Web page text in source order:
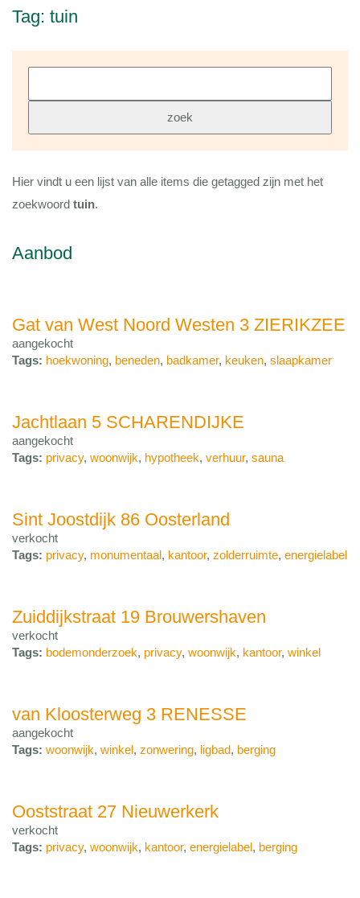
Tag: tuin
Hier vindt u een lijst van alle items die getagged zijn met het
zoekwoord tuin.
Aanbod
Gat van West Noord Westen 3 ZIERIKZEE
aangekocht
Tags: hoekwoning, beneden, badkamer, keuken, slaapkamer
Jachtlaan 5 SCHARENDIJKE
aangekocht
Tags: privacy, woonwijk, hypotheek, verhuur, sauna
Sint Joostdijk 86 Oosterland
verkocht
Tags: privacy, monumentaal, kantoor, zolderruimte, energielabel
Zuiddijkstraat 19 Brouwershaven
verkocht
Tags: bodemonderzoek, privacy, woonwijk, kantoor, winkel
van Kloosterweg 3 RENESSE
aangekocht
Tags: woonwijk, winkel, zonwering, ligbad, berging
Ooststraat 27 Nieuwerkerk
verkocht
Tags: privacy, woonwijk, kantoor, energielabel, berging